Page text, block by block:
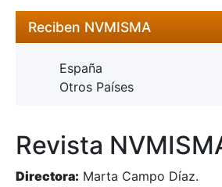
Reciben NVMISMA
España
Otros Países
Revista
Directora: Marta Campo Díaz.